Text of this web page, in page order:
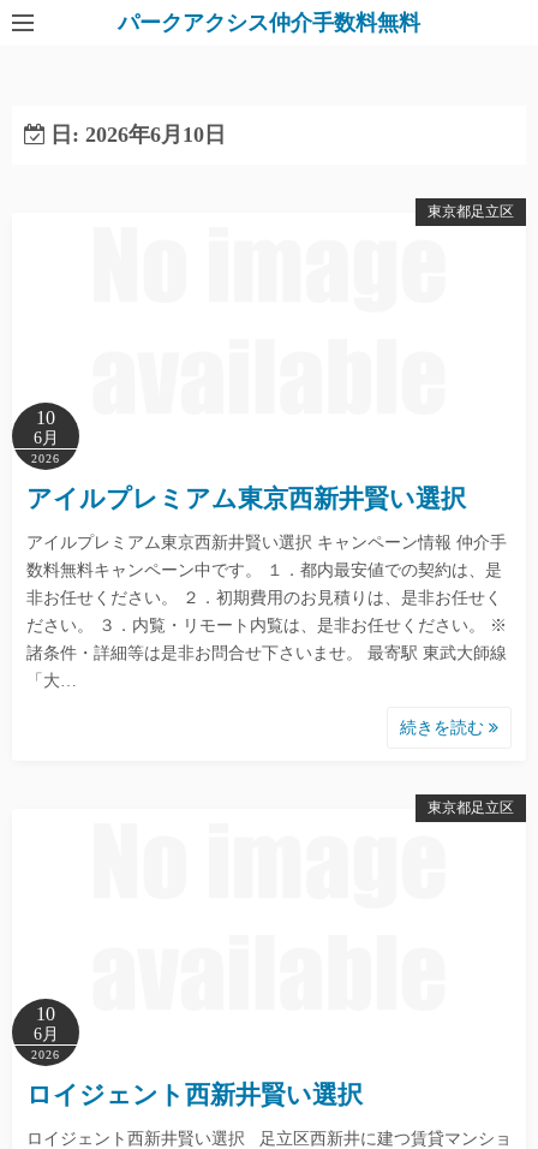
パークアクシス仲介手数料無料
日: 2026年6月10日
東京都足立区
10
6月
2026
アイルプレミアム東京西新井賢い選択
アイルプレミアム東京西新井賢い選択 キャンペーン情報 仲介手
数料無料キャンペーン中です。 １．都内最安値での契約は、是
非お任せください。 ２．初期費用のお見積りは、是非お任せく
ださい。 ３．内覧・リモート内覧は、是非お任せください。 ※
諸条件・詳細等は是非お問合せ下さいませ。 最寄駅 東武大師線
「大…
続きを読む
東京都足立区
10
6月
2026
ロイジェント西新井賢い選択
ロイジェント西新井賢い選択 足立区西新井に建つ賃貸マンショ